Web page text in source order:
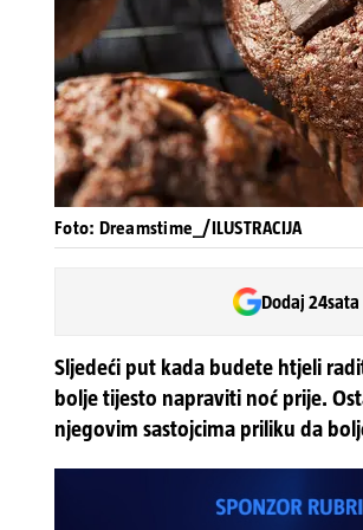
Foto: Dreamstime_/ILUSTRACIJA
Dodaj
Sljedeći put kada budete htjeli
bolje tijesto napraviti noć prije.
njegovim sastojcima priliku da